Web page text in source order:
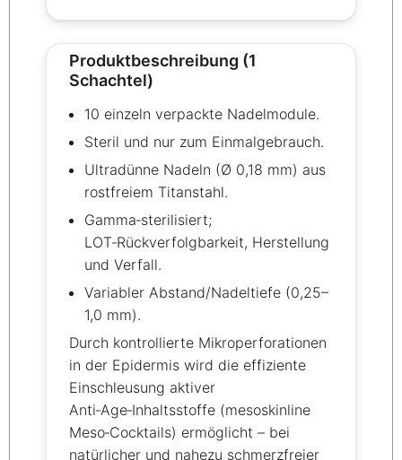
Produktbeschreibung (1
Schachtel)
10 einzeln verpackte Nadelmodule.
Steril und nur zum Einmalgebrauch.
Ultradünne Nadeln (Ø 0,18 mm) aus
rostfreiem Titanstahl.
Gamma‑sterilisiert;
LOT‑Rückverfolgbarkeit, Herstellung
und Verfall.
Variabler Abstand/Nadeltiefe (0,25–
1,0 mm).
Durch kontrollierte Mikroperforationen
in der Epidermis wird die effiziente
Einschleusung aktiver
Anti‑Age‑Inhaltsstoffe (mesoskinline
Meso‑Cocktails) ermöglicht – bei
natürlicher und nahezu schmerzfreier